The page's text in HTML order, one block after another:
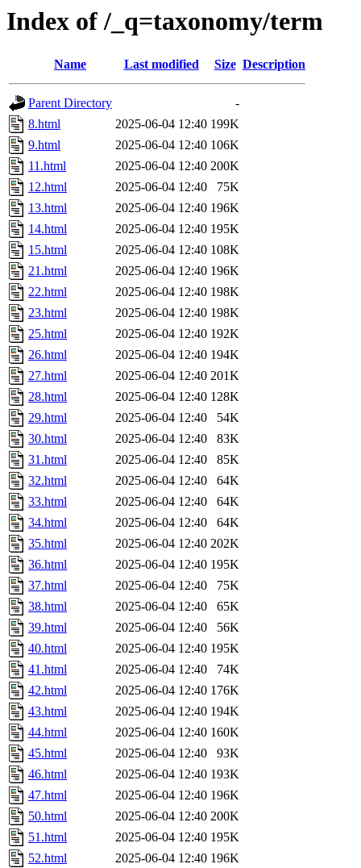
Index of /_q=taxonomy/term
Name Last modified Size Description
Parent Directory
-
8.html
2025-06-04 12:40 199K
9.html
2025-06-04 12:40 106K
11.html
2025-06-04 12:40 200K
12.html
2025-06-04 12:40
75K
13.html
2025-06-04 12:40 196K
14.html
2025-06-04 12:40 195K
15.html
2025-06-04 12:40 108K
21.html
2025-06-04 12:40 196K
22.html
2025-06-04 12:40 198K
23.html
2025-06-04 12:40 198K
25.html
2025-06-04 12:40 192K
26.html
2025-06-04 12:40 194K
27.html
2025-06-04 12:40 201K
28.html
2025-06-04 12:40 128K
29.html
2025-06-04 12:40
54K
30.html
2025-06-04 12:40
83K
31.html
2025-06-04 12:40
85K
32.html
2025-06-04 12:40
64K
33.html
2025-06-04 12:40
64K
34.html
2025-06-04 12:40
64K
35.html
2025-06-04 12:40 202K
36.html
2025-06-04 12:40 195K
37.html
2025-06-04 12:40
75K
38.html
2025-06-04 12:40
65K
39.html
2025-06-04 12:40
56K
40.html
2025-06-04 12:40 195K
41.html
2025-06-04 12:40
74K
42.html
2025-06-04 12:40 176K
43.html
2025-06-04 12:40 194K
44.html
2025-06-04 12:40 160K
45.html
2025-06-04 12:40
93K
46.html
2025-06-04 12:40 193K
47.html
2025-06-04 12:40 196K
50.html
2025-06-04 12:40 200K
51.html
2025-06-04 12:40 195K
52.html
2025-06-04 12:40 196K